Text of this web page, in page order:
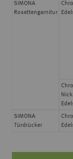
SIMONA
Rosettengarnitur
SIMONA
Türdrücker